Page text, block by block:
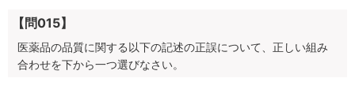
【問015】
医薬品の品質に関する以下の記述の正誤について、正しい組み
合わせを下から一つ選びなさい。